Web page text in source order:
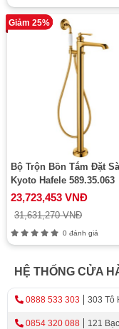
Giảm 25%
Bộ Trộn Bồn Tắm Đặt
Kyoto Hafele 589.35.063
23,723,453 VNĐ
31,631,270 VNĐ
0 đánh giá
HỆ THỐNG CỬA
0888 533 303 303 Tô
0854 320 088 121